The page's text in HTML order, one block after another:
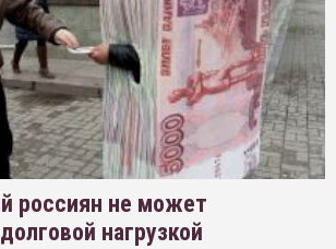
россиян не может
нагрузкой